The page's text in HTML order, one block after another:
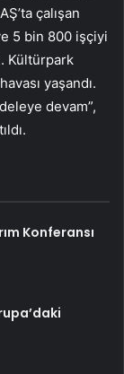
çalışan
5 bin 800 işçiyi
Kültürpark
yaşandı.
devam”,
Konferansı